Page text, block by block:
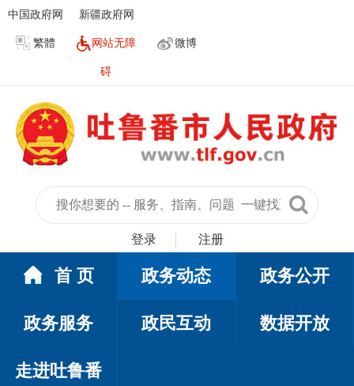
中国政府网 新疆政府网
繁體 网站无障
碍
微博
登录 注册
首 页 政务动态 政务公开
政务服务 政民互动 数据开放
走进吐鲁番